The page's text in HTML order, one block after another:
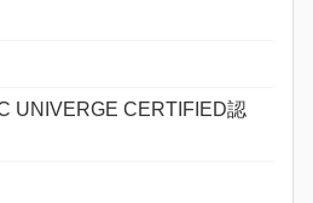
UNIVERGE CERTIFIED認